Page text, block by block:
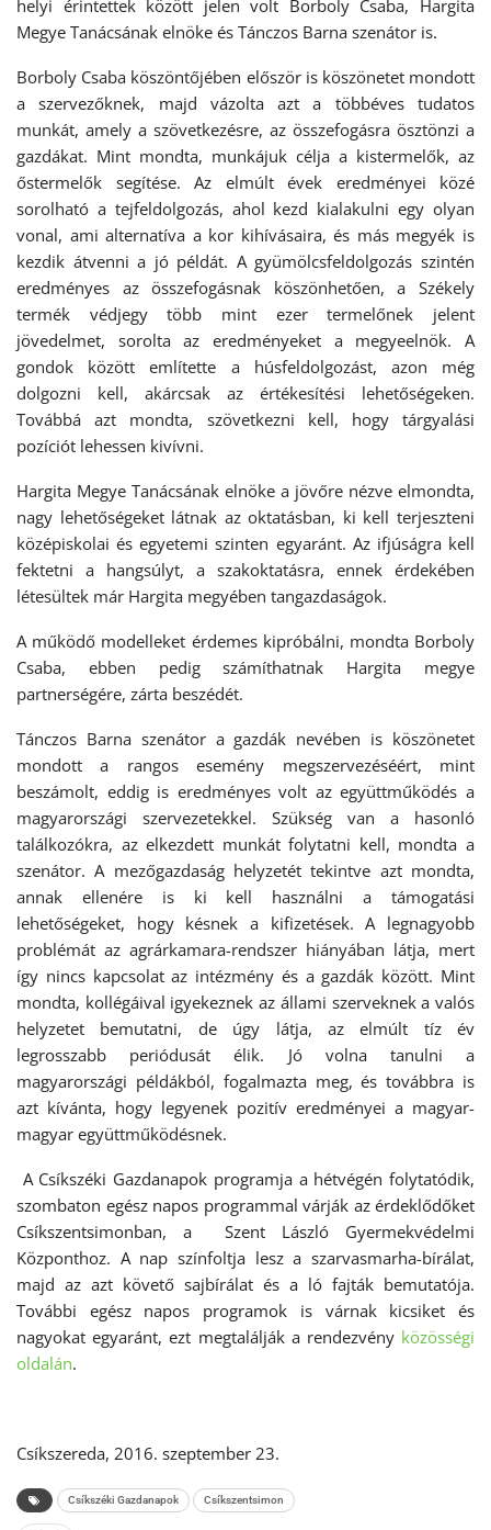
helyi érintettek között jelen volt Borboly Csaba, Hargita
Megye Tanácsának elnöke és Tánczos Barna szenátor is.
Borboly Csaba köszöntőjében először is köszönetet mondott
a szervezőknek, majd vázolta azt a többéves tudatos
munkát, amely a szövetkezésre, az összefogásra ösztönzi a
gazdákat. Mint mondta, munkájuk célja a kistermelők, az
őstermelők segítése. Az elmúlt évek eredményei közé
sorolható a tejfeldolgozás, ahol kezd kialakulni egy olyan
vonal, ami alternatíva a kor kihívásaira, és más megyék is
kezdik átvenni a jó példát. A gyümölcsfeldolgozás szintén
eredményes az összefogásnak köszönhetően, a Székely
termék védjegy több mint ezer termelőnek jelent
jövedelmet, sorolta az eredményeket a megyeelnök. A
gondok között említette a húsfeldolgozást, azon még
dolgozni kell, akárcsak az értékesítési lehetőségeken.
Továbbá azt mondta, szövetkezni kell, hogy tárgyalási
pozíciót lehessen kivívni.
Hargita Megye Tanácsának elnöke a jövőre nézve elmondta,
nagy lehetőségeket látnak az oktatásban, ki kell terjeszteni
középiskolai és egyetemi szinten egyaránt. Az ifjúságra kell
fektetni a hangsúlyt, a szakoktatásra, ennek érdekében
létesültek már Hargita megyében tangazdaságok.
A működő modelleket érdemes kipróbálni, mondta Borboly
Csaba, ebben pedig számíthatnak Hargita megye
partnerségére, zárta beszédét.
Tánczos Barna szenátor a gazdák nevében is köszönetet
mondott a rangos esemény megszervezéséért, mint
beszámolt, eddig is eredményes volt az együttműködés a
magyarországi szervezetekkel. Szükség van a hasonló
találkozókra, az elkezdett munkát folytatni kell, mondta a
szenátor. A mezőgazdaság helyzetét tekintve azt mondta,
annak ellenére is ki kell használni a támogatási
lehetőségeket, hogy késnek a kifizetések. A legnagyobb
problémát az agrárkamara-rendszer hiányában látja, mert
így nincs kapcsolat az intézmény és a gazdák között. Mint
mondta, kollégáival igyekeznek az állami szerveknek a valós
helyzetet bemutatni, de úgy látja, az elmúlt tíz év
legrosszabb periódusát élik. Jó volna tanulni a
magyarországi példákból, fogalmazta meg, és továbbra is
azt kívánta, hogy legyenek pozitív eredményei a magyar-
magyar együttműködésnek.
A Csíkszéki Gazdanapok programja a hétvégén folytatódik,
szombaton egész napos programmal várják az érdeklődőket
Csíkszentsimonban, a Szent László Gyermekvédelmi
Központhoz. A nap színfoltja lesz a szarvasmarha-bírálat,
majd az azt követő sajbírálat és a ló fajták bemutatója.
További egész napos programok is várnak kicsiket és
nagyokat egyaránt, ezt megtalálják a rendezvény közösségi
oldalán.
Csíkszereda, 2016. szeptember 23.
Csíkszéki Gazdanapok Csíkszentsimon